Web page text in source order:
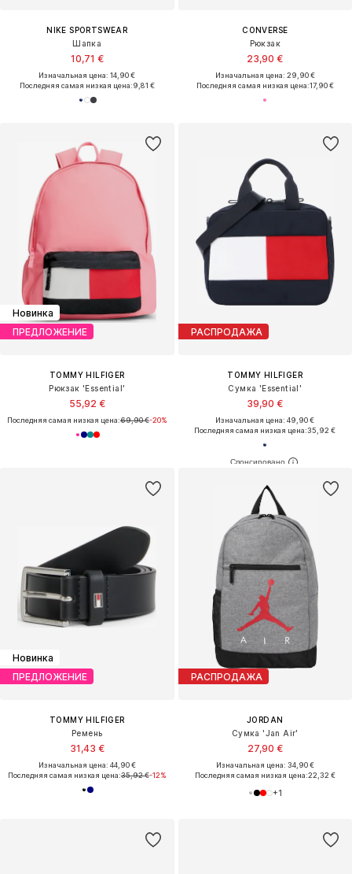
NIKE SPORTSWEAR
Шапка
10,71 €
Изначальная цена: 14,90 €
Последняя самая низкая цена:9,81 €
CONVERSE
Рюкзак
23,90 €
Изначальная цена: 29,90 €
Последняя самая низкая цена:17,90 €
Новинка
ПРЕДЛОЖЕНИЕ
TOMMY HILFIGER
Рюкзак 'Essential'
55,92 €
Последняя самая низкая цена:69,90 €-20%
РАСПРОДАЖА
TOMMY HILFIGER
Сумка 'Essential'
39,90 €
Изначальная цена: 49,90 €
Последняя самая низкая цена:35,92 €
Новинка
ПРЕДЛОЖЕНИЕ
TOMMY HILFIGER
Ремень
31,43 €
Изначальная цена: 44,90 €
Последняя самая низкая цена:35,92 €-12%
РАСПРОДАЖА
JORDAN
Сумка 'Jan Air'
27,90 €
Изначальная цена: 34,90 €
Последняя самая низкая цена:22,32 €
+1